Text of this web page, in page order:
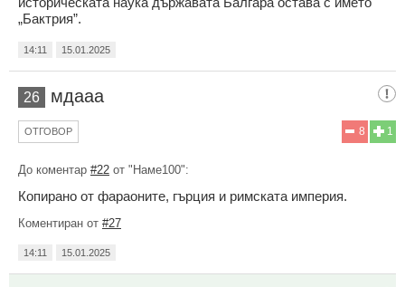
„Бактрия”.
14:11 15.01.2025
26 мдааа
1
8
ОТГОВОР
До коментар #22 от "Наме100":
Копирано от фараоните, гърция и римската империя.
Коментиран от #27
14:11 15.01.2025